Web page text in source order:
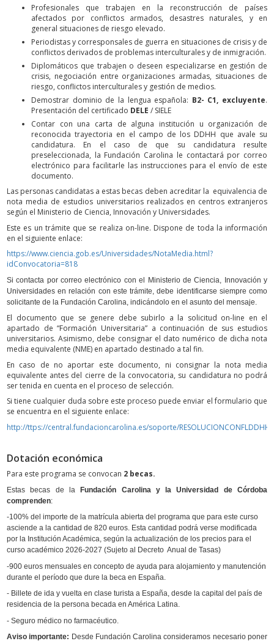
Profesionales que trabajen en la reconstrucción de países
afectados por conflictos armados, desastres naturales, y en
general situaciones de riesgo elevado.
Periodistas y corresponsales de guerra en situaciones de crisis y de
conflictos derivados de problemas interculturales y de inmigración.
Diplomáticos que trabajen o deseen especializarse en gestión de
crisis, negociación entre organizaciones armadas, situaciones de
riesgo, conflictos interculturales y gestión de medios.
Demostrar dominio de la lengua española: B2- C1, excluyente.
Presentación del certificado DELE / SIELE
Contar con una carta de alguna institución u organización de
reconocida trayectoria en el campo de los DDHH que avale su
candidatura. En el caso de que su candidatura resulte
preseleccionada, la Fundación Carolina le contactará por correo
electrónico para facilitarle las instrucciones para el envío de este
documento.
Las personas candidatas a estas becas deben acreditar la equivalencia de
nota media de estudios universitarios realizados en centros extranjeros
según el Ministerio de Ciencia, Innovación y Universidades.
Este es un trámite que se realiza on-line. Dispone de toda la información
en el siguiente enlace:
https://www.ciencia.gob.es/Universidades/NotaMedia.html?
idConvocatoria=818
Si contacta por correo electrónico con el Ministerio de Ciencia, Innovación y
Universidades en relación con este trámite, debe identificarse siempre como
solicitante de la Fundación Carolina, indicándolo en el asunto del mensaje.
El documento que se genere debe subirlo a la solicitud on-line en el
apartado de “Formación Universitaria” a continuación de sus estudios
universitarios. Asimismo, debe consignar el dato numérico de dicha nota
media equivalente (NME) en apartado destinado a tal fin.
En caso de no aportar este documento, ni consignar la nota media
equivalente antes del cierre de la convocatoria, su candidatura no podrá
ser tenida en cuenta en el proceso de selección.
Si tiene cualquier duda sobre este proceso puede enviar el formulario que
se encuentra en el siguiente enlace:
http://ttps://central.fundacioncarolina.es/soporte/
Dotación económica
Para este programa se convocan 2 becas.
Estas becas de laFundación Carolina y la Universidad de Córdoba
comprenden:
-100% del importe de la matrícula abierta del programa que para este curso
asciende a la cantidad de 820 euros. Esta cantidad podrá verse modificada
por la Institución Académica, según la actualización de los precios para el
curso académico 2026-2027 (Sujeto al Decreto Anual de Tasas)
-900 euros mensuales en concepto de ayuda para alojamiento y manutención
durante el período que dure la beca en España.
- Billete de ida y vuelta en clase turista a España, desde la capital del país de
residencia de la persona becada en América Latina.
- Seguro médico no farmacéutico.
Aviso importante: Desde Fundación Carolina consideramos necesario poner